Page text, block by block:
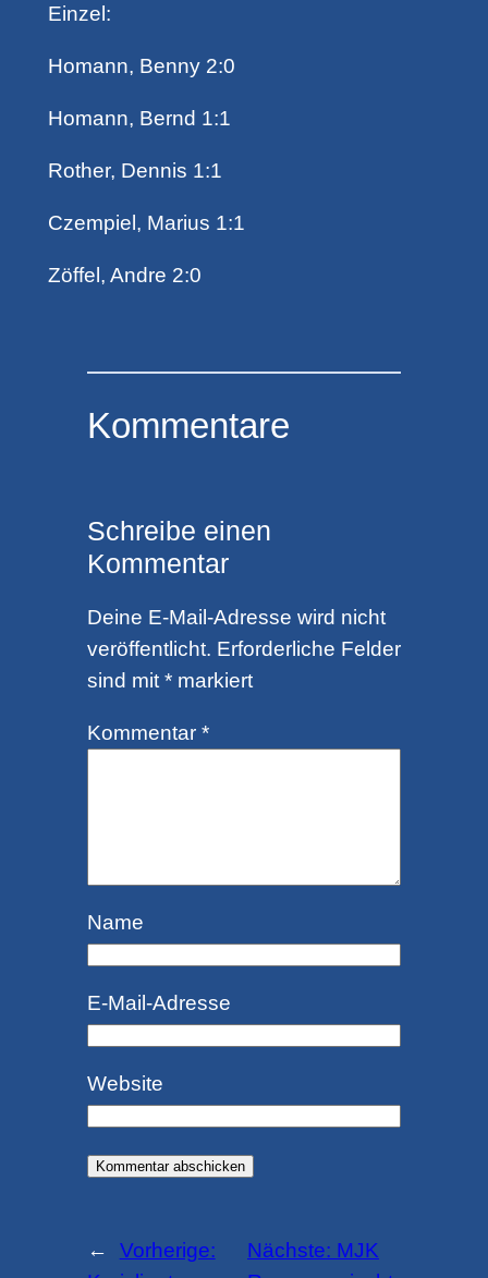
Einzel:
Homann, Benny 2:0
Homann, Bernd 1:1
Rother, Dennis 1:1
Czempiel, Marius 1:1
Zöffel, Andre 2:0
Kommentare
Schreibe einen
Kommentar
Deine E-Mail-Adresse wird nicht
veröffentlicht. Erforderliche Felder
sind mit *markiert
Kommentar *
Name
E-Mail-Adresse
Website
←
Vorherige:
Nächste: MJK